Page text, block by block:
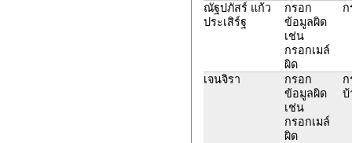
ณัฐปภัสร์ แก้ว
ประเสิร์ฐ
กรอก
ข้อมูลผิด
เช่น
กรอกเมล์
ผิด
เจนจิรา
กรอก
ข้อมูลผิด
เช่น
กรอกเมล์
ผิด
ก
บ้